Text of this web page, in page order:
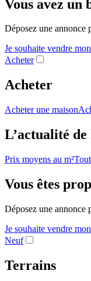
Vous avez un
Déposez une annonce
Je souhaite vendre
Acheter
Acheter
Acheter une maison
L’actualité
Prix moyens au m²
Vous êtes
Déposez une annonce
Je souhaite vendre
Neuf
Terrains